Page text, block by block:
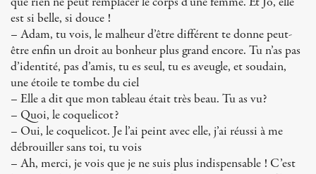
est si belle, si douce !
– Adam, tu vois, le malheur d’être différent te donne peut-
être enfin un droit au bonheur plus grand encore. Tu n’as pas
d’identité, pas d’amis, tu es seul, tu es aveugle, et soudain,
une étoile te tombe du ciel
– Elle a dit que mon tableau était très beau. Tu as vu?
– Quoi, le coquelicot?
– Oui, le coquelicot. Je l’ai peint avec elle, j’ai réussi à me
débrouiller sans toi, tu vois
– Ah, merci, je vois que je ne suis plus indispensable ! C’est